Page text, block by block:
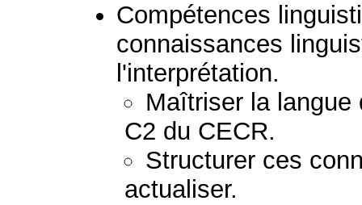
Compétences
connaissances
l'interprétation.
Maîtriser la langue
C2 du CECR.
Structurer ces
actualiser.